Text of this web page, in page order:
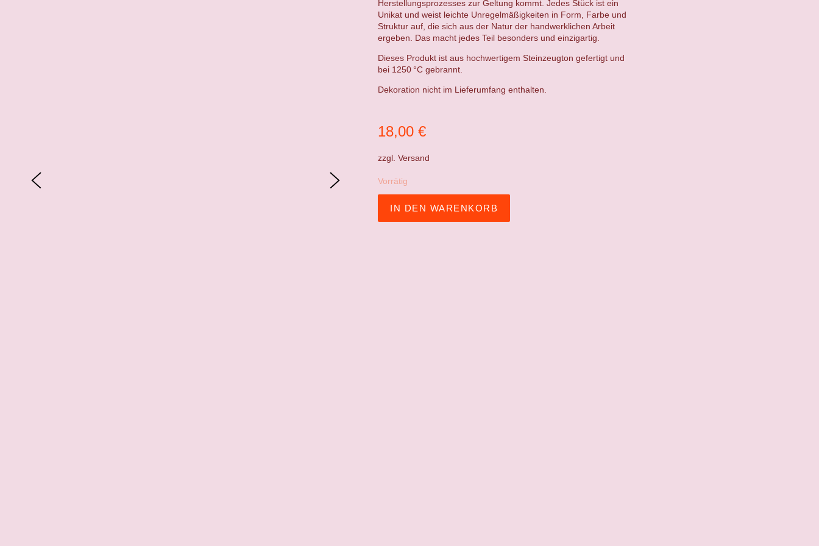
zzgl.Versand
18,00€
Vorrätig
IN DEN WARENKORB
Herstellungsprozesses zur Geltung kommt. Jedes Stück ist ein
Unikat und weist leichte Unregelmäßigkeiten in Form, Farbe und
Struktur auf, die sich aus der Natur der handwerklichen Arbeit
ergeben. Das macht jedes Teil besonders und einzigartig.
Dieses Produkt ist aus hochwertigem Steinzeugton gefertigt und
bei 1250 °C gebrannt.
Dekoration nicht im Lieferumfang enthalten.